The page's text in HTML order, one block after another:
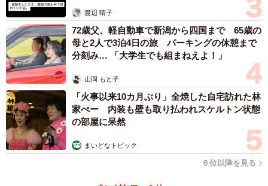
渡辺 晴子
72歳父、軽自動車で新潟から四国まで 65歳の
母と2人で3泊4日の旅 パーキングの休憩まで
分刻み… 「大学生でも組まねえよ！」
山岡 もと子
「火事以来10カ月ぶり」全焼した自宅訪れた林
家ぺー 内装も壁も取り払われスケルトン状態
の部屋に呆然
まいどなトピック
６位以降を見る